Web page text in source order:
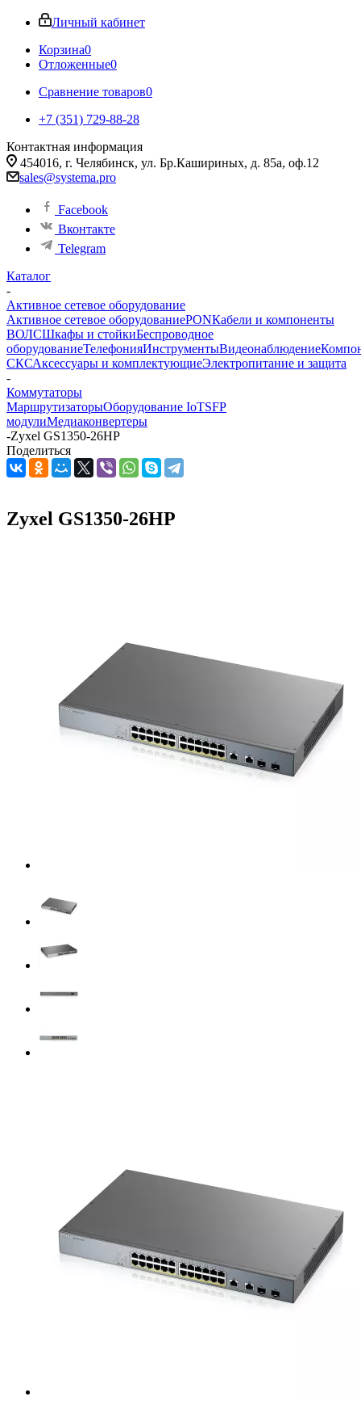
Личный кабинет
Корзина0
Отложенные0
Сравнение товаров0
+7 (351) 729-88-28
Контактная информация
454016, г. Челябинск, ул. Бр.Кашириных, д. 85а, оф.12
sales@systema.pro
Facebook
Вконтакте
Telegram
Каталог
-
Активное сетевое оборудование
Активное сетевое оборудованиеPONКабели и компоненты
ВОЛСШкафы и стойкиБеспроводное
оборудованиеТелефонияИнструментыВидеонаблюдение
СКСАксессуары и комплектующиеЭлектропитание и защита
-
Коммутаторы
МаршрутизаторыОборудование IoTSFP
модулиМедиаконвертеры
-Zyxel GS1350-26HP
Поделиться
Zyxel GS1350-26HP